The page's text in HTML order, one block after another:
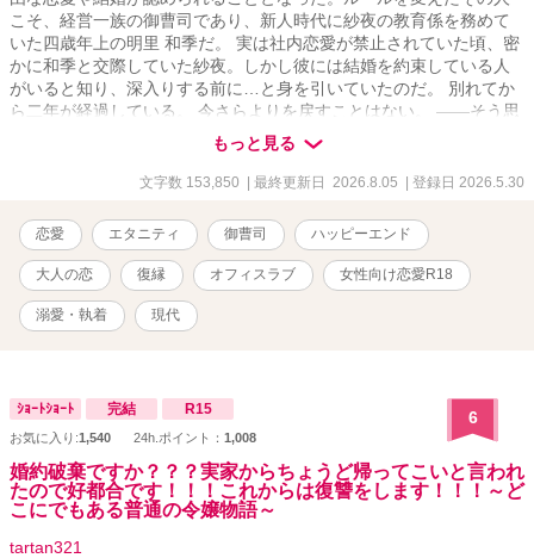
こそ、経営一族の御曹司であり、新人時代に紗夜の教育係を務めて
いた四歳年上の明里 和季だ。 実は社内恋愛が禁止されていた頃、密
かに和季と交際していた紗夜。しかし彼には結婚を約束している人
がいると知り、深入りする前に…と身を引いていたのだ。 別れてか
ら二年が経過している。 今さらよりを戻すことはない。 ――そう思
っていたのに。 「もう社内恋愛は禁止じゃない。これで俺たちは、
堂々と付き合えるだろ？」 優しかったはずの和季が、甘くみだら
に、そしてなぜか意地悪に紗夜に迫ってきて……!? ◇ 書けたら投
の人物・企業・団体には一切関係ございません ◇ Rシーンのあるお
話にはサブタイトルに「◆」を表記しています ◇ 表紙はCanvaさま
で作成いたしました
もっと見る
文字数 153,850 | 最終更新日 2026.8.05 | 登録日 2026.5.30
恋愛 エタニティ 御曹司 ハッピーエンド
大人の恋 復縁 オフィスラブ 女性向け恋愛R18
溺愛・執着 現代
ｼｮｰﾄｼｮｰﾄ 完結 R15
お気に入り:1,540 24h.ポイント： 1,008
6
婚約破棄ですか？？？実家からちょうど帰ってこいと言われ
たので好都合です！！！これからは復讐をします！！！～ど
こにでもある普通の令嬢物語～
tartan321